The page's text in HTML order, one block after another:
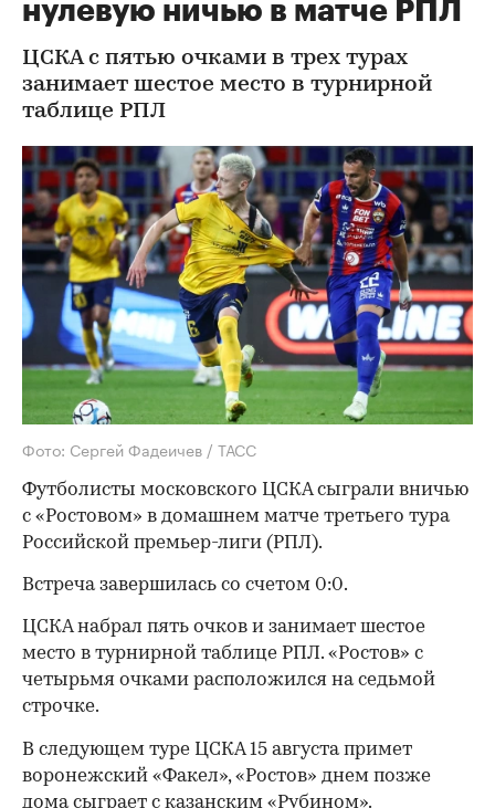
нулевую ничью в матче РПЛ
ЦСКА с пятью очками в трех турах
занимает шестое место в турнирной
таблице РПЛ
Фото: Сергей Фадеичев / ТАСС
Футболисты московского ЦСКА сыграли вничью
с «Ростовом» в домашнем матче третьего тура
Российской премьер-лиги (РПЛ).
Встреча завершилась со счетом 0:0.
ЦСКА набрал пять очков и занимает шестое
место в турнирной таблице РПЛ. «Ростов» с
четырьмя очками расположился на седьмой
строчке.
В следующем туре ЦСКА 15 августа примет
воронежский «Факел», «Ростов» днем позже
дома сыграет с казанским «Рубином».